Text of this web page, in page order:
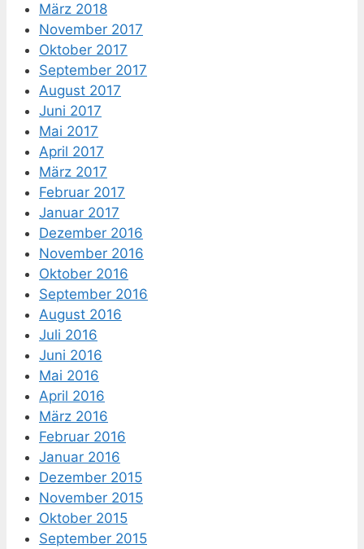
März 2018
November 2017
Oktober 2017
September 2017
August 2017
Juni 2017
Mai 2017
April 2017
März 2017
Februar 2017
Januar 2017
Dezember 2016
November 2016
Oktober 2016
September 2016
August 2016
Juli 2016
Juni 2016
Mai 2016
April 2016
März 2016
Februar 2016
Januar 2016
Dezember 2015
November 2015
Oktober 2015
September 2015